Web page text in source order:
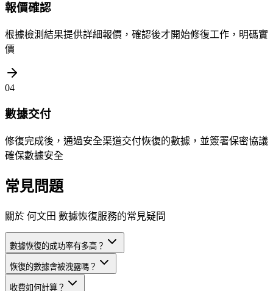
報價確認
根據檢測結果提供詳細報價，確認後才開始修復工作，明碼實
價
04
數據交付
修復完成後，通過安全渠道交付恢復的數據，並簽署保密協議
確保數據安全
常見問題
關於 何文田 數據恢復服務的常見疑問
數據恢復的成功率有多高？
恢復的數據會被洩露嗎？
收費如何計算？